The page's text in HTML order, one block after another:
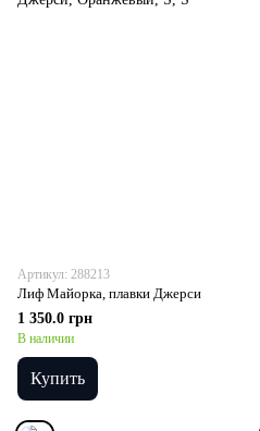
Артикул: 288213
Лиф Майорка, плавки Джерси
1 350.0 грн
В наличии
Купить